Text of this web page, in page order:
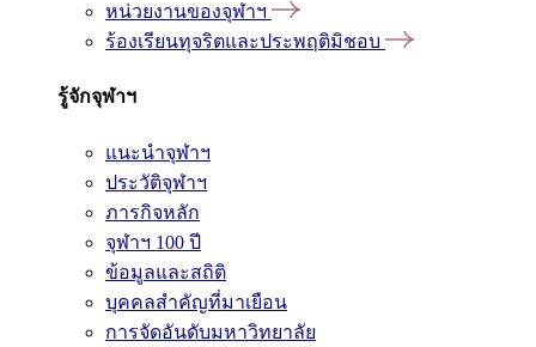
หน่วยงานของจุฬาฯ
ร้องเรียนทุจริตและประพฤติมิชอบ
รู้จักจุฬาฯ
แนะนำจุฬาฯ
ประวัติจุฬาฯ
ภารกิจหลัก
จุฬาฯ 100 ปี
ข้อมูลและสถิติ
บุคคลสำคัญที่มาเยือน
การจัดอันดับมหาวิทยาลัย